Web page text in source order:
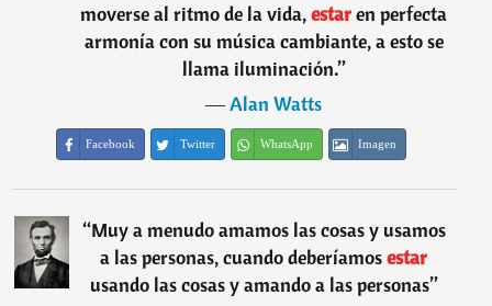
moverse al ritmo de la vida,estaren perfecta
armonía con su música cambiante, a esto se
llama iluminación.”
―Alan Watts
Facebook Twitter WhatsApp Imagen
“Muy a menudo amamos las cosas y usamos
a las personas, cuando deberíamosestar
usando las cosas y amando a las personas”